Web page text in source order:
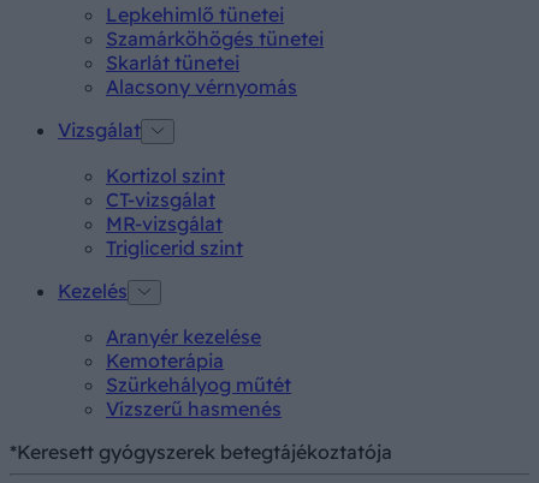
Lepkehimlő tünetei
Szamárköhögés tünetei
Skarlát tünetei
Alacsony vérnyomás
Vizsgálat
Kortizol szint
CT-vizsgálat
MR-vizsgálat
Triglicerid szint
Kezelés
Aranyér kezelése
Kemoterápia
Szürkehályog műtét
Vízszerű hasmenés
*Keresett gyógyszerek betegtájékoztatója